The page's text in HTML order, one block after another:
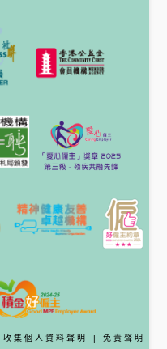
收集個人資料聲明 | 免責聲明